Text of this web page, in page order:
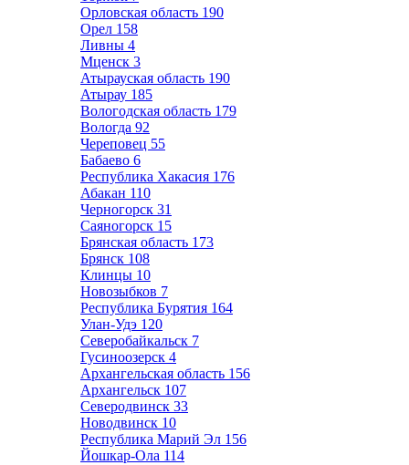
Орловская область 190
Орел 158
Ливны 4
Мценск 3
Атырауская область 190
Атырау 185
Вологодская область 179
Вологда 92
Череповец 55
Бабаево 6
Республика Хакасия 176
Абакан 110
Черногорск 31
Саяногорск 15
Брянская область 173
Брянск 108
Клинцы 10
Новозыбков 7
Республика Бурятия 164
Улан-Удэ 120
Северобайкальск 7
Гусиноозерск 4
Архангельская область 156
Архангельск 107
Северодвинск 33
Новодвинск 10
Республика Марий Эл 156
Йошкар-Ола 114